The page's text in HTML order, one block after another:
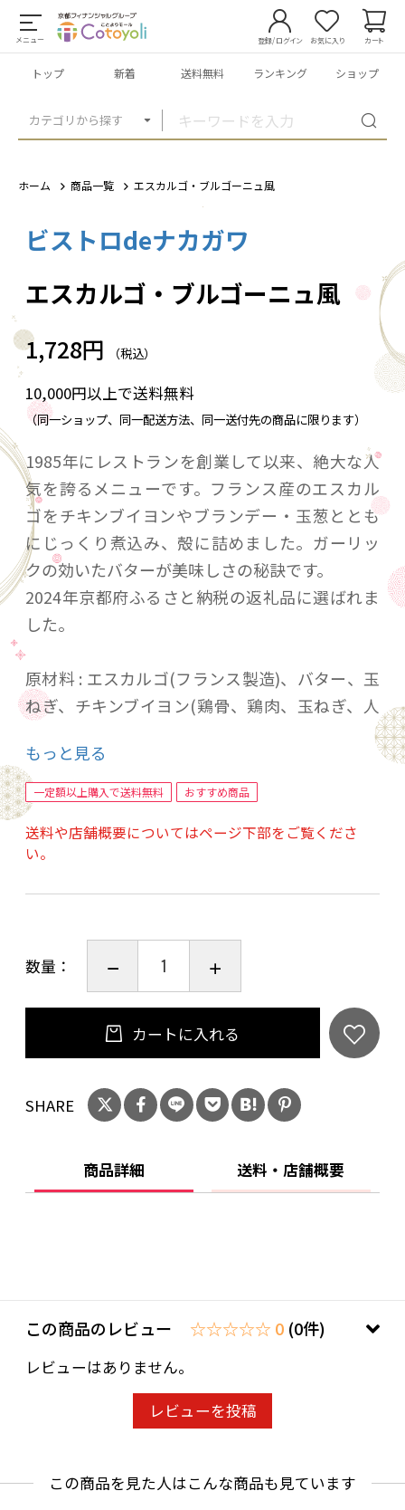
メニュー
カテゴリから探す
登録/ログイン お気に入り カート
トップ 新着 送料無料 ランキング ショップ
ホーム 商品一覧 エスカルゴ・ブルゴーニュ風
ビストロdeナカガワ
エスカルゴ・ブルゴーニュ風
1,728円 （税込）
10,000円以上で送料無料
（同一ショップ、同一配送方法、同一送付先の商品に限ります）
1985年にレストランを創業して以来、絶大な人
気を誇るメニューです。フランス産のエスカル
ゴをチキンブイヨンやブランデー・玉葱ととも
にじっくり煮込み、殻に詰めました。ガーリッ
クの効いたバターが美味しさの秘訣です。
2024年京都府ふるさと納税の返礼品に選ばれま
した。
原材料 : エスカルゴ(フランス製造)、バター、玉
ねぎ、チキンブイヨン(鶏骨、鶏肉、玉ねぎ、人
参、セロリ、パセリ)、ブランデー、エシャロッ
ト、にんにく、パセリ、レモン果汁、塩、胡椒
(一部に乳成分・鶏肉・小麦を含む)
保存方法 : マイナス18℃以下で保存
賞味期限 : 製造日より90日
もっと見る
一定額以上購入で送料無料 おすすめ商品
送料や店舗概要についてはページ下部をご覧くださ
い。
数量：
カートに入れる
SHARE
商品詳細 送料・店舗概要
この商品のレビュー ☆☆☆☆☆ 0 (0件)
レビューはありません。
レビューを投稿
この商品を見た人はこんな商品も見ています